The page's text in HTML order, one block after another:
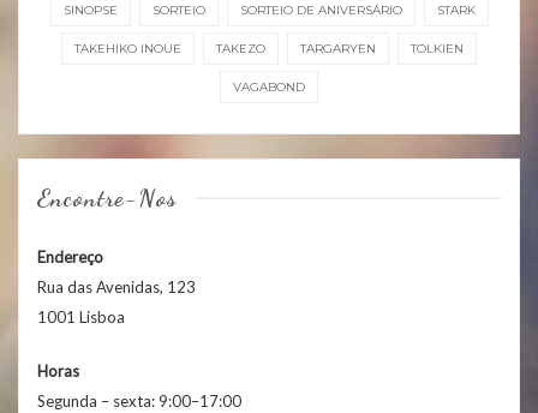
SINOPSE SORTEIO SORTEIO DE ANIVERSÁRIO STARK
TAKEHIKO INOUE TAKEZO TARGARYEN TOLKIEN
VAGABOND
Encontre-Nos
Endereço
Rua das Avenidas, 123
1001 Lisboa
Horas
Segunda – sexta: 9:00–17:00